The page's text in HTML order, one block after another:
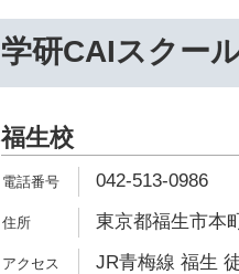
学研CAIスクー
福生校
042-513-0986
東京都福生市本
JR青梅線 福生